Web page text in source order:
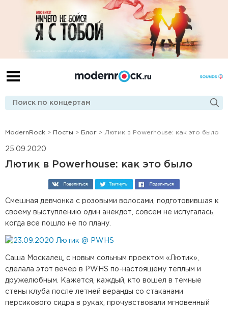
ModernRock > Посты > Блог > Лютик в Powerhouse: как это было
25.09.2020
Лютик в Powerhouse: как это было
Смешная девчонка с розовыми волосами, подготовившая к
своему выступлению один анекдот, совсем не испугалась,
когда все пошло не по плану.
Саша Москалец, с новым сольным проектом «Лютик»,
сделала этот вечер в PWHS по-настоящему теплым и
дружелюбным. Кажется, каждый, кто вошел в темные
стены клуба после летней веранды со стаканами
персикового сидра в руках, прочувствовали мгновенный